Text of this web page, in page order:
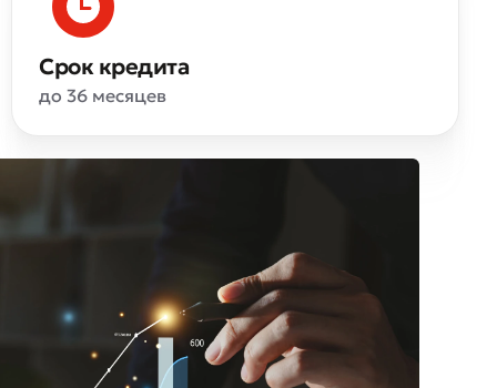
Срок кредита
до 36 месяцев